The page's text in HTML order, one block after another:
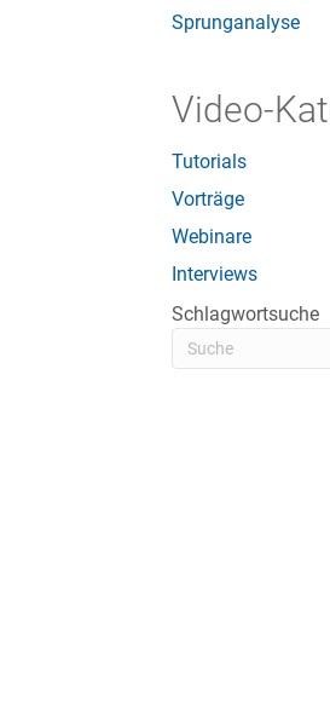
Sprunganalyse
Video-
Tutorials
Vorträge
Webinare
Interviews
Schlagwortsuche